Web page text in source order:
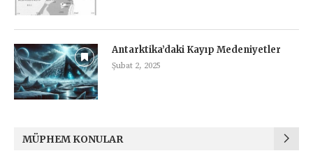
Antarktika’daki Kayıp Medeniyetler
Şubat 2, 2025
MÜPHEM KONULAR